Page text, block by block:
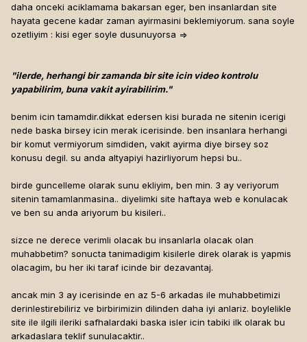
daha onceki aciklamama bakarsan eger, ben insanlardan site
hayata gecene kadar zaman ayirmasini beklemiyorum. sana soyle
ozetliyim : kisi eger soyle dusunuyorsa =>
"ilerde, herhangi bir zamanda bir site icin video kontrolu
yapabilirim, buna vakit ayirabilirim."
benim icin tamamdir.dikkat edersen kisi burada ne sitenin icerigi
nede baska birsey icin merak icerisinde. ben insanlara herhangi
bir komut vermiyorum simdiden, vakit ayirma diye birsey soz
konusu degil. su anda altyapiyi hazirliyorum hepsi bu..
birde guncelleme olarak sunu ekliyim, ben min. 3 ay veriyorum
sitenin tamamlanmasina.. diyelimki site haftaya web e konulacak
ve ben su anda ariyorum bu kisileri..
sizce ne derece verimli olacak bu insanlarla olacak olan
muhabbetim? sonucta tanimadigim kisilerle direk olarak is yapmis
olacagim, bu her iki taraf icinde bir dezavantaj.
ancak min 3 ay icerisinde en az 5-6 arkadas ile muhabbetimizi
derinlestirebiliriz ve birbirimizin dilinden daha iyi anlariz. boylelikle
site ile ilgili ileriki safhalardaki baska isler icin tabiki ilk olarak bu
arkadaslara teklif sunulacaktir..